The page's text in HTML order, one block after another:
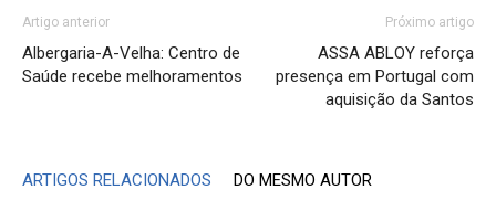
Artigo anterior
Albergaria-A-Velha: Centro de
Saúde recebe melhoramentos
Próximo artigo
ASSA ABLOY reforça
presença em Portugal com
aquisição da Santos
ARTIGOS RELACIONADOS DO MESMO AUTOR